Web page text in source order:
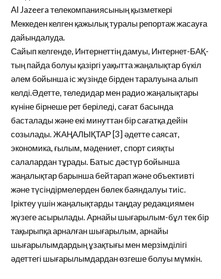
Al Jazeera телекомпаниясының қызметкері
Меккеден келген қажылық туралы репортаж жасауға
дайындалуда.
Сайып келгенде, Интернеттің дамуы, Интернет-БАҚ-
тың пайда болуы қазіргі уақытта жаңалықтар бүкіл
әлем бойынша іс жүзінде бірден таралуына алып
келді.Әдетте, теледидар мен радио жаңалықтары
күніне бірнеше рет беріледі, сағат басында
басталады және екі минуттан бір сағатқа дейін
созылады. ЖАҢАЛЫҚТАР [3] әдетте саясат,
экономика, ғылым, мәдениет, спорт сияқты
салалардан тұрады. Батыс дәстүр бойынша
жаңалықтар барынша бейтарап және объективті
және түсіндірмелерден бөлек баяндалуы тиіс.
Іріктеу үшін жаңалықтарды таңдау редакциямен
жүзеге асырылады. Арнайы шығарылым-бұл тек бір
тақырыпқа арналған шығарылым, арнайы
шығарылымдардың ұзақтығы мен мерзімділігі
әдеттегі шығарылымдардан өзгеше болуы мүмкін.